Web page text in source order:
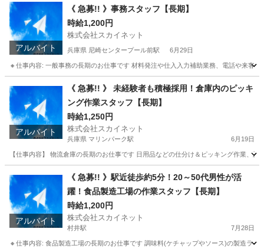
長野 安曇野市 梓橋駅 工場 製造工場
アルバイト
《 急募!! 》事務スタッフ【長期】
時給1,200円
株式会社スカイネット
兵庫県 尼崎センタープール前駅 6月29日
🔸仕事内容: 一般事務の長期のお仕事です 材料発注や仕入入力補助業務、電話や来
尼崎センタープール前駅 一般事務 スタッフ
アルバイト
《 急募!! 》 未経験者も積極採用！倉庫内のピッキ
ング作業スタッフ【長期】
時給1,250円
株式会社スカイネット
兵庫県 マリンパーク駅 6月19日
【仕事内容】 物流倉庫の長期のお仕事です 日用品などの仕分け＆ピッキング作業
マリンパーク駅 仕分け スタッフ
アルバイト
《 急募!! 》駅近徒歩約5分！20～50代男性が活
躍！食品製造工場の作業スタッフ【長期】
時給1,200円
株式会社スカイネット
村井駅 7月28日
🔸仕事内容: 食品製造工場の長期のお仕事です 調味料(ケチャップやソース)の製造ラ